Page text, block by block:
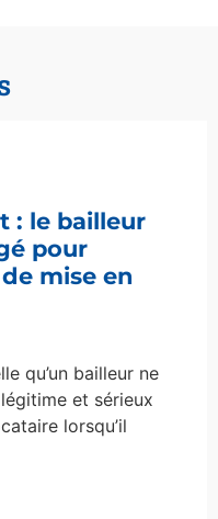
: le bailleur
pour
mise en
qu’un bailleur ne
et sérieux
lorsqu’il